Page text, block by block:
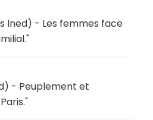
Ined) - Les femmes face
."
- Peuplement et
."